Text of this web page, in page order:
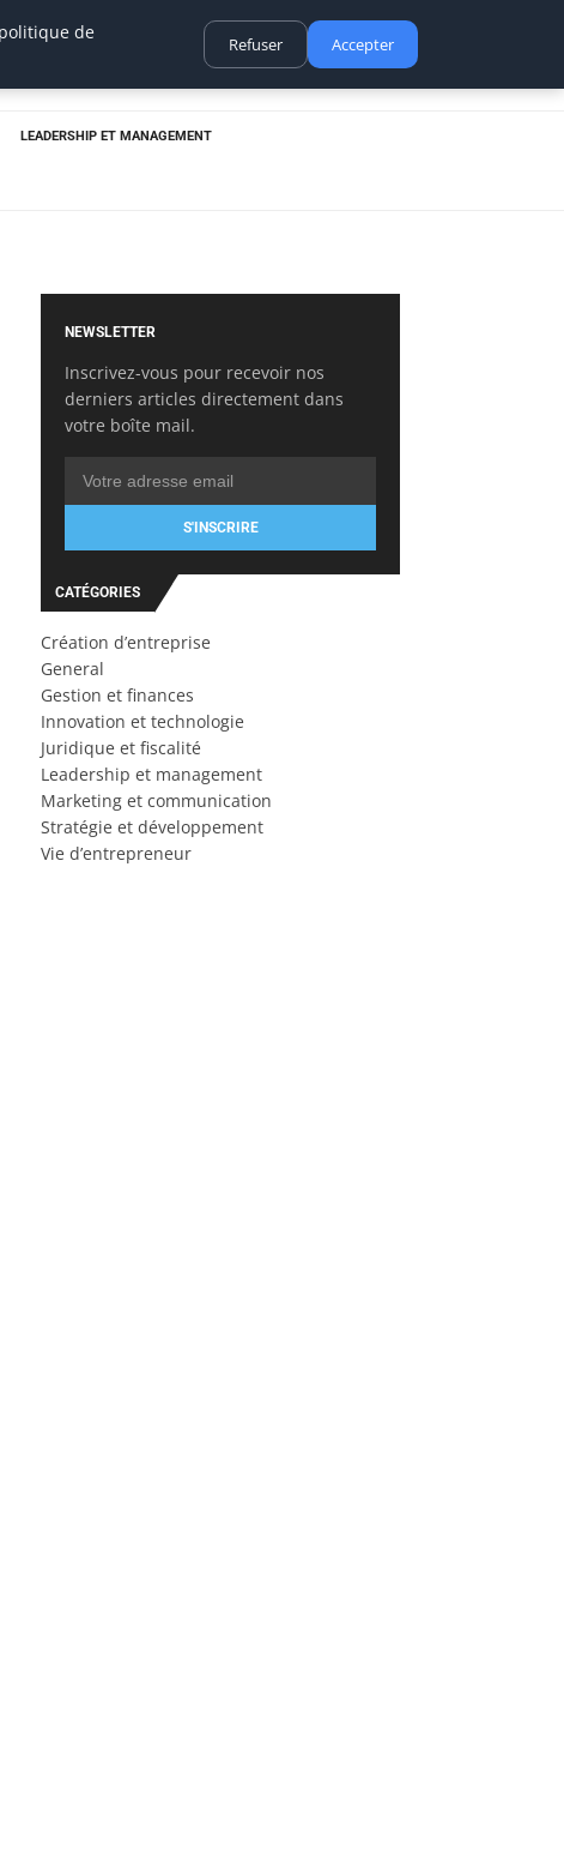
LEADERSHIP ET MANAGEMENT
NEWSLETTER
Inscrivez-vous pour recevoir nos
derniers articles directement dans
votre boîte mail.
S'INSCRIRE
CATÉGORIES
Création d’entreprise
General
Gestion et finances
Innovation et technologie
Juridique et fiscalité
Leadership et management
Marketing et communication
Stratégie et développement
Vie d’entrepreneur
de
Refuser Accepter